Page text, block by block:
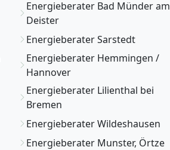
Energieberater Bad Münder am
Deister
Energieberater Sarstedt
Energieberater Hemmingen /
Hannover
Energieberater Lilienthal bei
Bremen
Energieberater Wildeshausen
Energieberater Munster, Örtze